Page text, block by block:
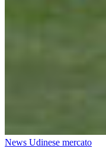
News Udinese mercato